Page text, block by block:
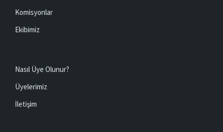
Komisyonlar
Ekibimiz
Nasıl Üye Olunur?
Üyelerimiz
İletişim